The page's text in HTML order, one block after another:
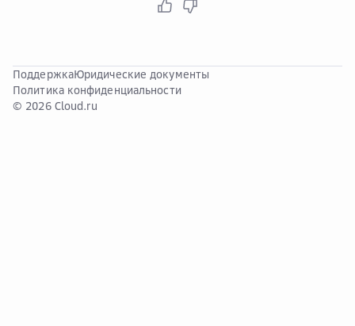
ПоддержкаЮридические документы
Политика конфиденциальности
© 2026 Cloud.ru